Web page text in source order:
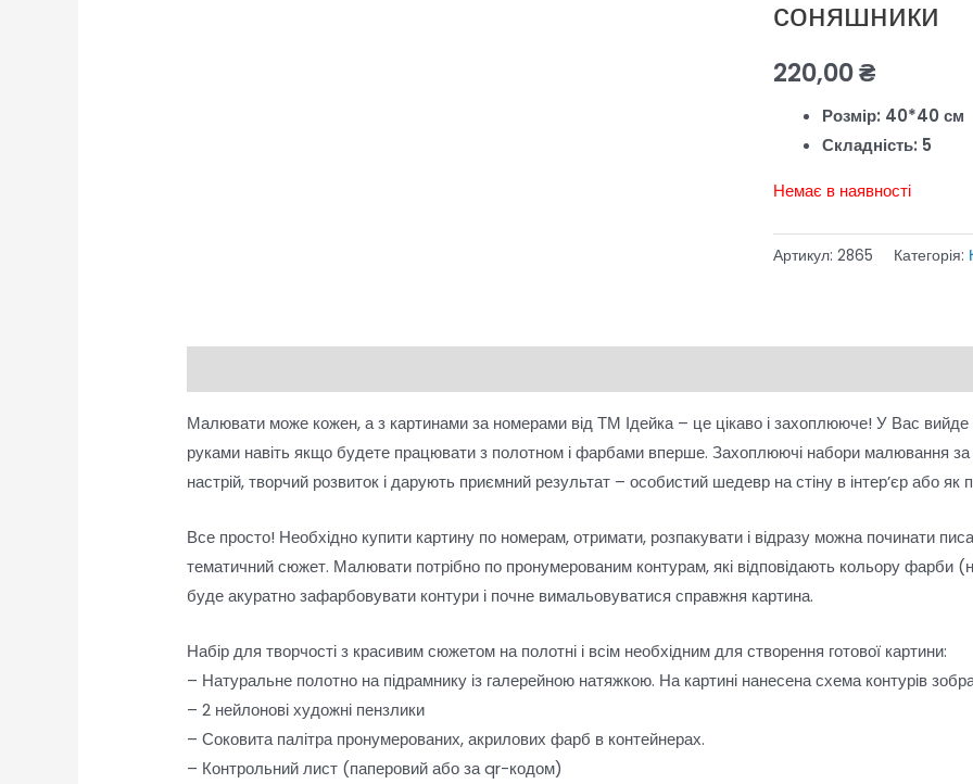
соняшники
220,00₴
Розмір: 40*40 см
Складність: 5
Немає в наявності
Артикул: 2865 Категорія:
Малювати може кожен, а з картинами за номерами від ТМ Ідейка – це цікаво і захоплююче! У Вас
руками навіть якщо будете працювати з полотном і фарбами вперше. Захоплюючі набори малювання
настрій, творчий розвиток і дарують приємний результат – особистий шедевр на стіну в інтер’єр або
Все просто! Необхідно купити картину по номерам, отримати, розпакувати і відразу можна починати
тематичний сюжет. Малювати потрібно по пронумерованим контурам, які відповідають кольору фарби
буде акуратно зафарбовувати контури і почне вимальовуватися справжня картина.
Набір для творчості з красивим сюжетом на полотні і всім необхідним для створення готової картини:
– Натуральне полотно на підрамнику із галерейною натяжкою. На картині нанесена схема контурів
– 2 нейлонові художні пензлики
– Соковита палітра пронумерованих, акрилових фарб в контейнерах.
– Контрольний лист (паперовий або за qr-кодом)